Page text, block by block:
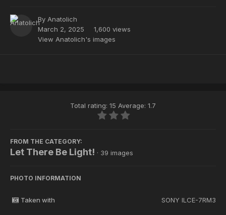
By Anatolich
March 2, 2025
1,600 views
View Anatolich's images
Total rating: 15 Average: 1.7
FROM THE CATEGORY:
Let There Be Light! · 39 images
PHOTO INFORMATION
Taken with SONY ILCE-7RM3